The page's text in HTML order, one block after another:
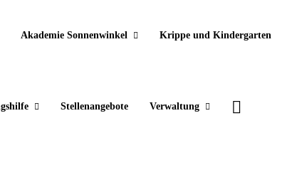
Akademie Sonnenwinkel Krippe und Kindergarten
Stellenangebote Verwaltung